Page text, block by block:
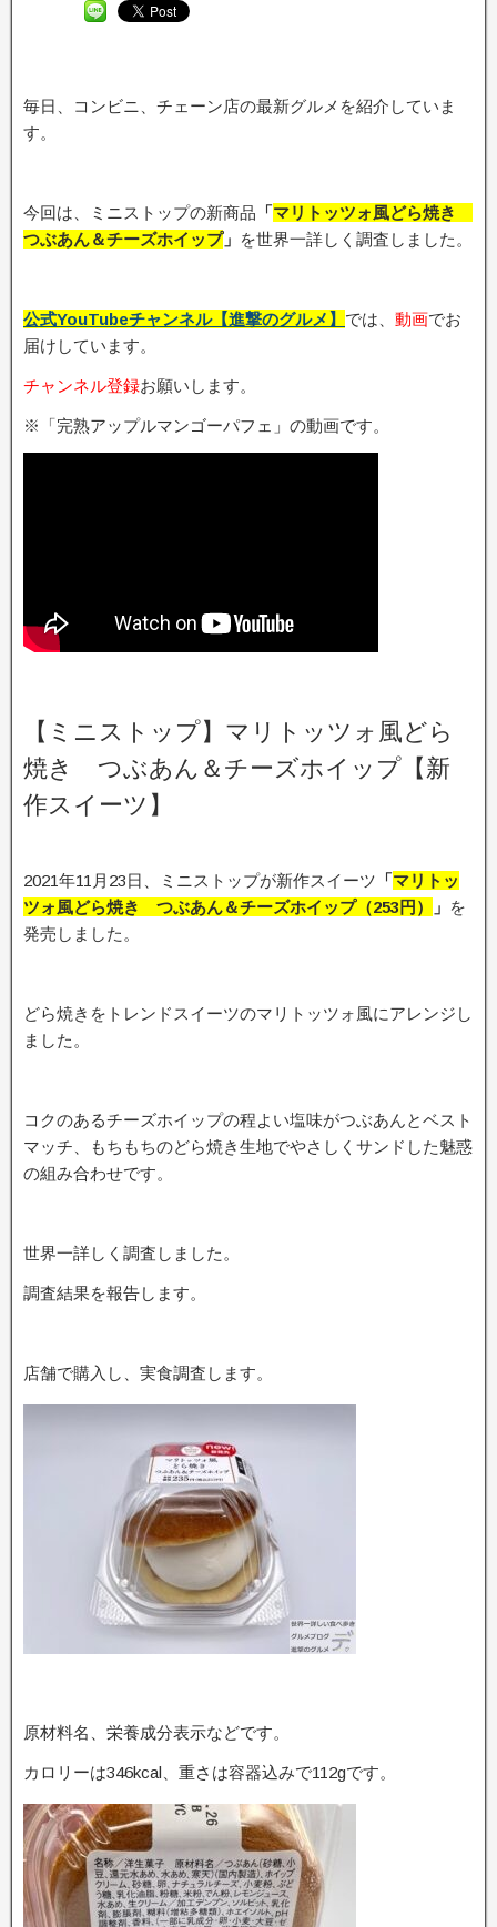
毎日、コンビニ、チェーン店の最新グルメを紹介していま
す。
今回は、ミニストップの新商品 「マリトッツォ風どら焼き
つぶあん＆チーズホイップ」 を世界一詳しく調査しました。
公式YouTubeチャンネル【進撃のグルメ】 では、 動画でお
届けしています。
チャンネル登録お願いします。
※「完熟アップルマンゴーパフェ」の動画です。
【ミニストップ】マリトッツォ風どら
焼き つぶあん＆チーズホイップ【新
作スイーツ】
2021年11月23日、ミニストップが新作スイーツ 「マリトッ
ツォ風どら焼き つぶあん＆チーズホイップ（253円）
」 を
発売しました。
どら焼きをトレンドスイーツのマリトッツォ風にアレンジし
ました。
コクのあるチーズホイップの程よい塩味がつぶあんとベスト
マッチ、もちもちのどら焼き生地でやさしくサンドした魅惑
の組み合わせです。
世界一詳しく調査しました。
調査結果を報告します。
店舗で購入し、実食調査します。
原材料名、栄養成分表示などです。
カロリーは346kcal、重さは容器込みで112gです。